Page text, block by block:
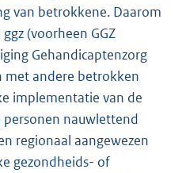
van betrokkene. Daarom
(voorheen GGZ
Gehandicaptenzorg
met andere betrokken
implementatie van de
nauwlettend
regionaal aangewezen
gezondheids- of